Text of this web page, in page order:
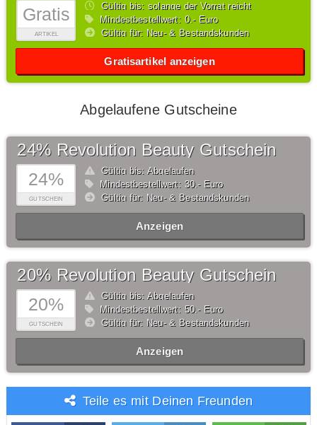
Gratis
ARTIKEL
Gültig bis: solange der Vorrat reicht
Mindestbestellwert: 0,- Euro
Gültig für: Neu- & Bestandskunden
Gratisartikel anzeigen
Abgelaufene Gutscheine
24%
GUTSCHEIN
24% Revolution Beauty Gutschein
Gültig bis: Abgelaufen
Mindestbestellwert: 30,- Euro
Gültig für: Neu- & Bestandskunden
Anzeigen
20%
GUTSCHEIN
20% Revolution Beauty Gutschein
Gültig bis: Abgelaufen
Mindestbestellwert: 50,- Euro
Gültig für: Neu- & Bestandskunden
Anzeigen
Teile es mit Deinen Freunden